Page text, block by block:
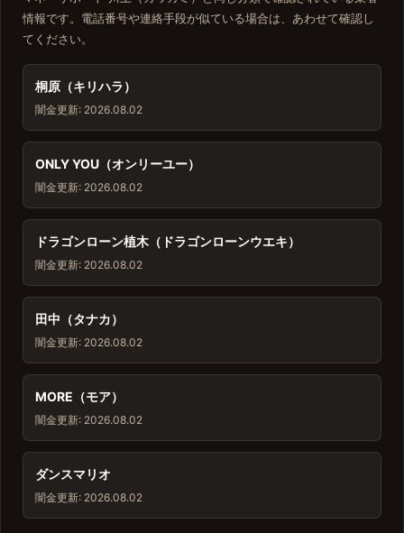
情報です。電話番号や連絡手段が似ている場合は、あわせて確認し
てください。
桐原（キリハラ）
闇金更新: 2026.08.02
ONLY YOU（オンリーユー）
闇金更新: 2026.08.02
ドラゴンローン植木（ドラゴンローンウエキ）
闇金更新: 2026.08.02
田中（タナカ）
闇金更新: 2026.08.02
MORE（モア）
闇金更新: 2026.08.02
ダンスマリオ
闇金更新: 2026.08.02